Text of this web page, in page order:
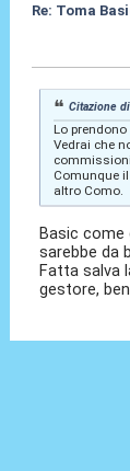
Re: Toma
Citazione
Lo prendono
Vedrai che
Comunque
altro Como.
Basic
sarebbe da
Fatta salva
gestore,